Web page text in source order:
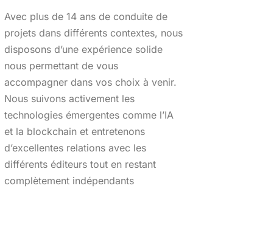
Avec plus de 14 ans de conduite de
projets dans différents contextes, nous
disposons d’une expérience solide
nous permettant de vous
accompagner dans vos choix à venir.
Nous suivons activement les
technologies émergentes comme l’IA
et la blockchain et entretenons
d’excellentes relations avec les
différents éditeurs tout en restant
complètement indépendants